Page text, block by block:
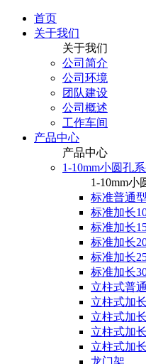
首页
关于我们
关于我们
公司简介
公司环境
团队建设
公司概述
工作车间
产品中心
产品中心
1-10mm小圆孔系
1-10mm小
标准普通型
标准加长
标准加长
标准加长
标准加长
标准加长
立柱式普
立柱式加
立柱式加
立柱式加
立柱式加
龙门架